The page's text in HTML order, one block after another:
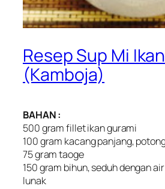
Resep Sup Mi Ikan
(Kamboja)
BAHAN :
500 gram fillet ikan gurami
100 gram kacang panjang,
75 gram taoge
150 gram bihun, seduh dengan
lunak